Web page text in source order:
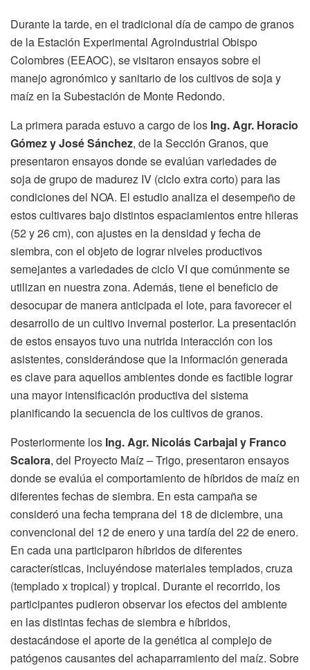
Durante la tarde, en el tradicional día de campo de granos
de la Estación Experimental Agroindustrial Obispo
Colombres (EEAOC), se visitaron ensayos sobre el
manejo agronómico y sanitario de los cultivos de soja y
maíz en la Subestación de Monte Redondo.
La primera parada estuvo a cargo de los Ing. Agr. Horacio
Gómez y José Sánchez, de la Sección Granos, que
presentaron ensayos donde se evalúan variedades de
soja de grupo de madurez IV (ciclo extra corto) para las
condiciones del NOA. El estudio analiza el desempeño de
estos cultivares bajo distintos espaciamientos entre hileras
(52 y 26 cm), con ajustes en la densidad y fecha de
siembra, con el objeto de lograr niveles productivos
semejantes a variedades de ciclo VI que comúnmente se
utilizan en nuestra zona. Además, tiene el beneficio de
desocupar de manera anticipada el lote, para favorecer el
desarrollo de un cultivo invernal posterior. La presentación
de estos ensayos tuvo una nutrida interacción con los
asistentes, considerándose que la información generada
es clave para aquellos ambientes donde es factible lograr
una mayor intensificación productiva del sistema
planificando la secuencia de los cultivos de granos.
Posteriormente los Ing. Agr. Nicolás Carbajal y Franco
Scalora, del Proyecto Maíz – Trigo, presentaron ensayos
donde se evalúa el comportamiento de híbridos de maíz en
diferentes fechas de siembra. En esta campaña se
consideró una fecha temprana del 18 de diciembre, una
convencional del 12 de enero y una tardía del 22 de enero.
En cada una participaron híbridos de diferentes
características, incluyéndose materiales templados, cruza
(templado x tropical) y tropical. Durante el recorrido, los
participantes pudieron observar los efectos del ambiente
en las distintas fechas de siembra e híbridos,
destacándose el aporte de la genética al complejo de
patógenos causantes del achaparramiento del maíz. Sobre